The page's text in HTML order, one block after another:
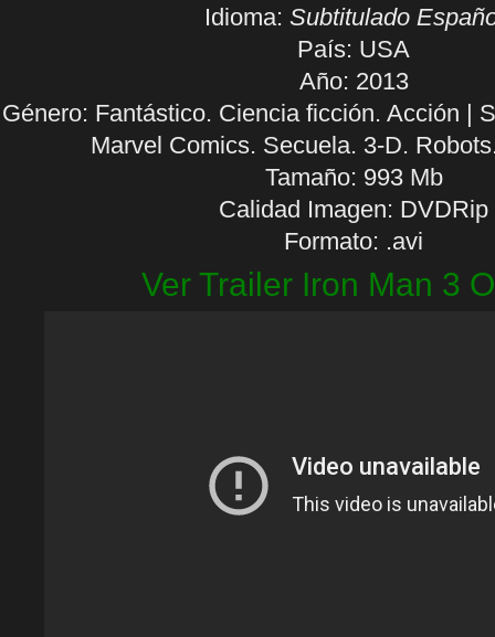
Idioma: Subtitulado
País: USA
Año: 2013
Género: Fantástico. Ciencia ficción. Acción |
Marvel Comics. Secuela. 3-D.
Tamaño: 993 Mb
Calidad Imagen: DVDRip
Formato: .avi
Ver Trailer Iron Man 3